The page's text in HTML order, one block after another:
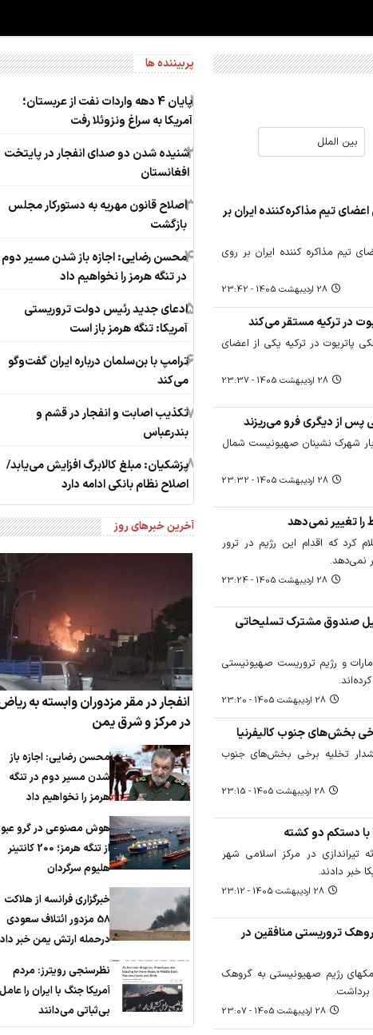
تیم مذاکره‌کننده ایران بر
تیم مذاکره کننده ایران بر روی
28 ارديبهشت 1405 - 23:42
در ترکیه مستقر می‌کند
پاتریوت در ترکیه یکی از اعضای
28 ارديبهشت 1405 - 23:37
از دیگری فرو می‌ریزند
بار شهرک نشینان صهیونیست شمال
28 ارديبهشت 1405 - 23:32
را تغییر نمی‌دهد
کرد که اقدام این رژیم در ترور
نمی‌دهد.
28 ارديبهشت 1405 - 23:24
صندوق مشترک تسلیحاتی
و رژیم تروریست صهیونیستی
28 ارديبهشت 1405 - 23:20
بخش‌های جنوب کالیفرنیا
تخلیه برخی بخش‌های جنوب
28 ارديبهشت 1405 - 23:15
با دستکم دو کشته
تیراندازی در مرکز اسلامی شهر
خبر دادند.
28 ارديبهشت 1405 - 23:12
تروریستی منافقین در
رژیم صهیونیستی به گروهک
برداشت.
28 ارديبهشت 1405 - 23:07
پربیننده ها
1
پایان 4 دهه واردات نفت از عربستان؛
آمریکا به سراغ ونزوئلا رفت
2شنیده شدن دو صدای انفجار در پایتخت
افغانستان
3اصلاح قانون مهریه به دستورکار مجلس
بازگشت
4محسن رضایی: اجازه باز شدن مسیر دوم
در تنگه هرمز را نخواهیم داد
5ادعای جدید رئیس دولت تروریستی
آمریکا: تنگه هرمز باز است
6ترامپ با بن‌سلمان درباره ایران گفت‌وگو
می‌کند
7تکذیب اصابت و انفجار در قشم و
بندرعباس
8پزشکیان: مبلغ کالابرگ افزایش می‌یابد/
اصلاح نظام بانکی ادامه دارد
آخرین خبرهای روز
انفجار در مقر مزدوران وابسته به
در مرکز و شرق یمن
محسن رضایی: اجازه باز
شدن مسیر دوم در تنگه
هرمز را نخواهیم داد
هوش مصنوعی در گرو
از تنگه هرمز؛ 200 کانتینر
هلیوم سرگردان
خبرگزاری فرانسه از هلاکت
58 مزدور ائتلاف سعودی
درحمله ارتش یمن خبر داد
نظرسنجی رویترز: مردم
آمریکا جنگ با ایران را عامل
بی‌ثباتی می‌دانند